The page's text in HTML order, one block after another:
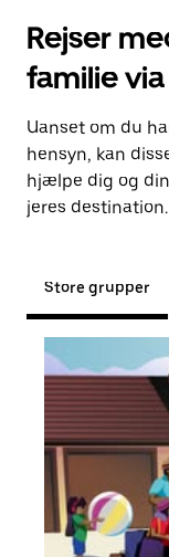
Rejser
familie
Uanset om du
hensyn, kan
hjælpe dig og
jeres destination.
Store grupper